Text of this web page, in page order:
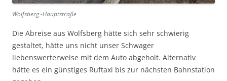
Wolfsberg -Hauptstraße
Die Abreise aus Wolfsberg hätte sich sehr schwierig
gestaltet, hätte uns nicht unser Schwager
liebenswerterweise mit dem Auto abgeholt. Alternativ
hätte es ein günstiges Ruftaxi bis zur nächsten Bahnstation